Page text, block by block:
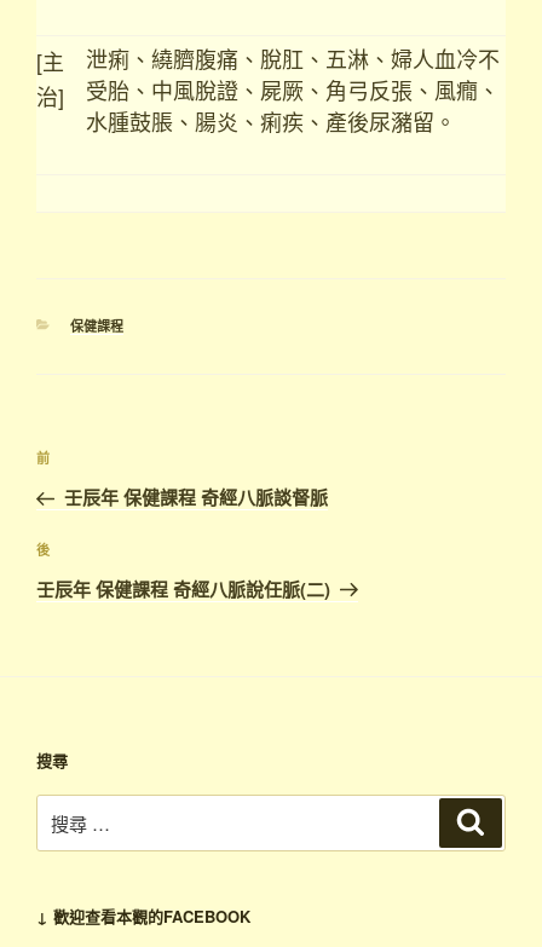
[主
治]
泄痢、繞臍腹痛、脫肛、五淋、婦人血冷不
受胎、中風脫證、屍厥、角弓反張、風癇、
水腫鼓脹、腸炎、痢疾、產後尿瀦留。
分
保健課程
文
導
覽
上
一
篇
文
章
前
壬辰年 保健課程 奇經八脈談督脈
下
篇
文
後
壬辰年 保健課程 奇經八脈說任脈(二)
搜尋
尋：
↓ 歡迎查看本觀的FACEBOOK